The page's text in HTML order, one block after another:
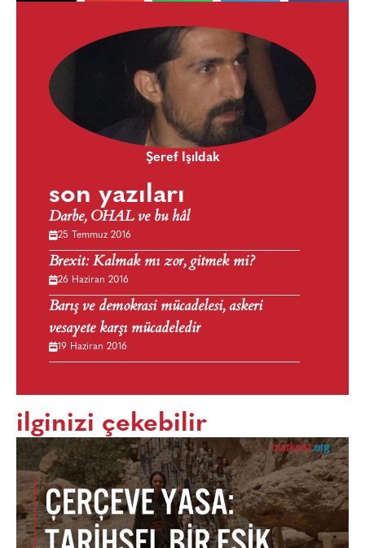
Şeref Işıldak
son yazıları
Darbe, OHAL ve bu hâl
25 Temmuz 2016
Brexit: Kalmak mı zor, gitmek mi?
26 Haziran 2016
Barış ve demokrasi mücadelesi, askeri
vesayete karşı mücadeledir
19 Haziran 2016
ilginizi çekebilir